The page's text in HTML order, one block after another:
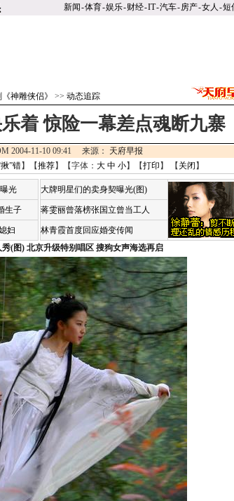
新闻-体育-娱乐-财经-IT-汽车-房产-女人 -短
神雕侠侣》 >> 动态追踪
着 惊险一幕差点魂断九寨
2004-11-10 09:41 来源：
天府早报
”错】【推荐】【字体： 大 中 小】【打印 】 【 关闭 】
光
生子
妇
大牌明星们的卖身契曝光(图)
蒋雯丽曾落榜张国立曾当工人
林青霞首度回应婚变传闻
秀(图) 北京升级特别唱区 搜狗女声海选再启